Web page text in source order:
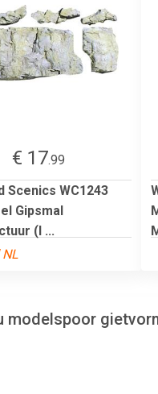
€ 17.99
Scenics WC1243
Gipsmal
(l ...
NL
modelspoor